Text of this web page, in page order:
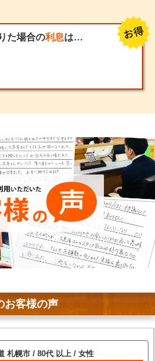
た場合の利息は…
お客様の声
札幌市 / 80代 以上 / 女性